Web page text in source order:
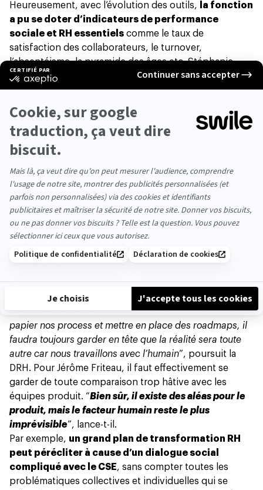
Heureusement, avec l’évolution des outils,
la fonction
a pu se doter d’indicateurs de performance
sociale et RH essentiels comme le taux de
satisfaction des collaborateurs, le turnover,
l’absentéisme, la pyramide des âges etc. Stéphanie
Grandiau nous confie ainsi faire la chasse aux tableaux
Excel qui peuplaient jadis son ordinateur.
À la place, son SIRH lui permet de gérer ses politiques
de recrutement,d’onboarding
et offboarding, les
congés, périodes d’essai… “ Je gagne un temps fou et
surtout, je me déleste d’une part de ma charge
avec les autres équipes, dispatcher le travail, mettre des
rappels etc”, nous explique-t-elle. Des avancées dont
ne bénéficiaient pas un grand nombre de PME
jusqu'alors, et qui se démocratisent à la vitesse d’un
Paris Marseille en TGV grâce à l'effervescence de la HR
X factor : quand l’humain
chamboule tout
Bref, tout cela est formidable. Malgré tout, les
difficultés demeurent. “On aura beau coucher sur le
papier nos process et mettre en place des roadmaps, il
faudra toujours garder en tête que la réalité sera toute
autre car nous travaillons avec l’humain”, poursuit la
DRH. Pour Jérôme Friteau, il faut effectivement se
garder de toute comparaison trop hâtive avec les
équipes produit. “Bien sûr, il existe des aléas pour le
produit, mais le facteur humain reste le plus
imprévisible”, lance-t-il.
Par exemple, un grand plan de transformation RH
peut pérécliter à cause d’un dialogue social
compliqué avec le CSE, sans compter toutes les
problématiques collectives et individuelles qui se